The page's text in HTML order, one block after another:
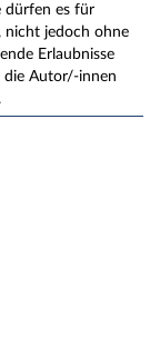
dürfen es für
nicht jedoch ohne
Erlaubnisse
die Autor/-innen